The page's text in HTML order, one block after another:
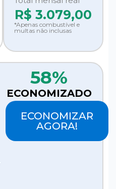
R$ 3.079,00
*Apenas combustível e
multas não inclusas
58%
ECONOMIZADO
ECONOMIZAR
AGORA!